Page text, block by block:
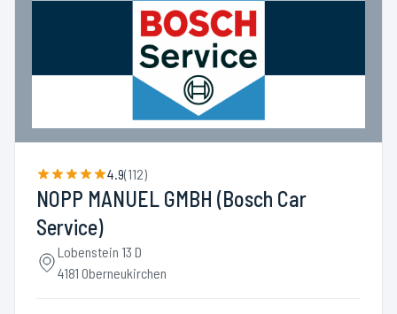
4.9(112)
NOPP MANUEL GMBH (Bosch Car
Service)
Lobenstein 13 D
4181 Oberneukirchen